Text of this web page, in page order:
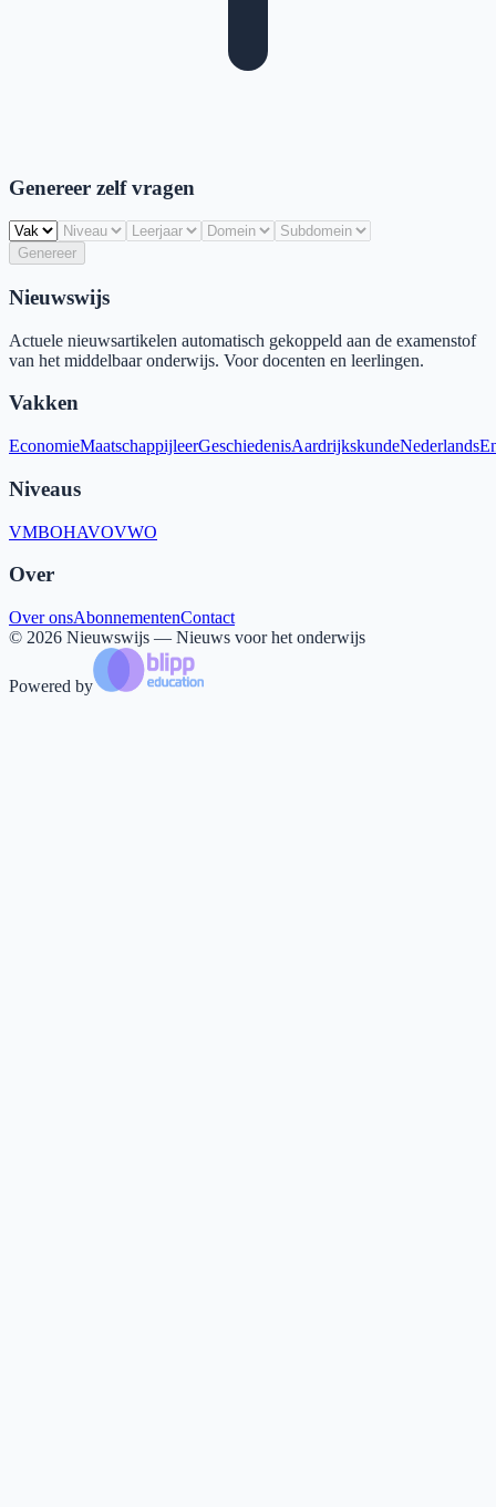
Genereer zelf vragen
Genereer
Nieuwswijs
Actuele nieuwsartikelen automatisch gekoppeld aan de examenstof
van het middelbaar onderwijs. Voor docenten en leerlingen.
Vakken
EconomieMaatschappijleerGeschiedenisAardrijkskundeNederlands
Niveaus
VMBOHAVOVWO
Over
Over onsAbonnementenContact
© 2026 Nieuwswijs — Nieuws voor het onderwijs
Powered by